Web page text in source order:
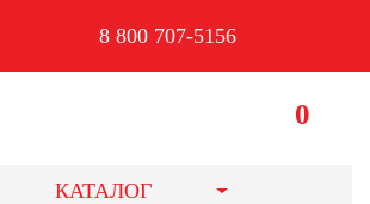
8 800 707-5156
0
КАТАЛОГ